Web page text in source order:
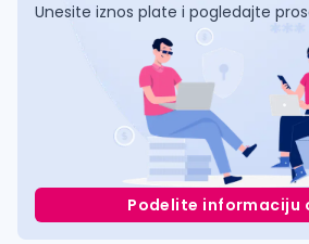
Unesite iznos plate i pogledajte
Podelite informaciju